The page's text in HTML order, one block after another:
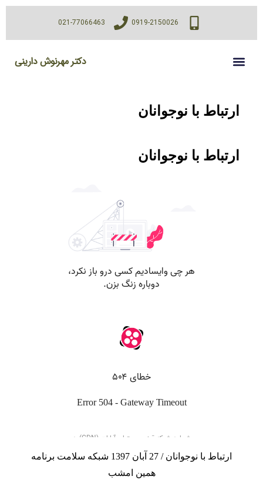
0919-2150026
021-77066463
دکتر مهرنوش دارینی
ارتباط با نوجوانان
ارتباط با نوجوانان
ارتباط با نوجوانان / 27 آبان 1397 شبکه سلامت برنامه
همین امشب